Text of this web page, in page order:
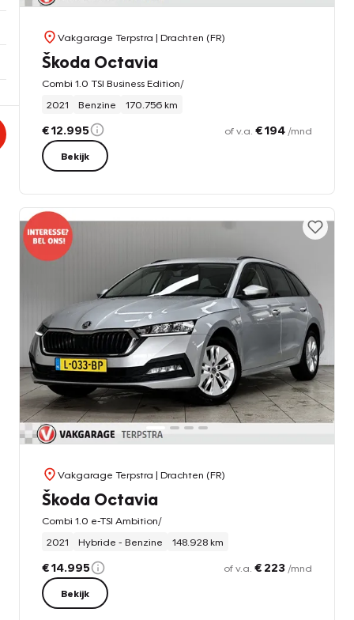
Vakgarage Terpstra | Drachten (FR)
Škoda Octavia
Combi 1.0 TSI Business Edition/
2021
Benzine 170.756 km
€ 12.995 of v.a. € 194 /mnd
Bekijk
Vakgarage Terpstra | Drachten (FR)
Škoda Octavia
Combi 1.0 e-TSI Ambition/
2021
Hybride - Benzine 148.928 km
€ 14.995 of v.a. € 223 /mnd
Bekijk